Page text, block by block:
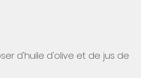
d'huile d'olive et de jus de